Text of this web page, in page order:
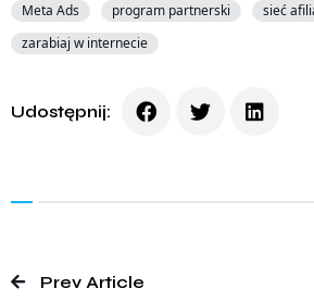
Meta Ads
program partnerski
sieć
zarabiaj w internecie
Udostępnij:
Prev Article